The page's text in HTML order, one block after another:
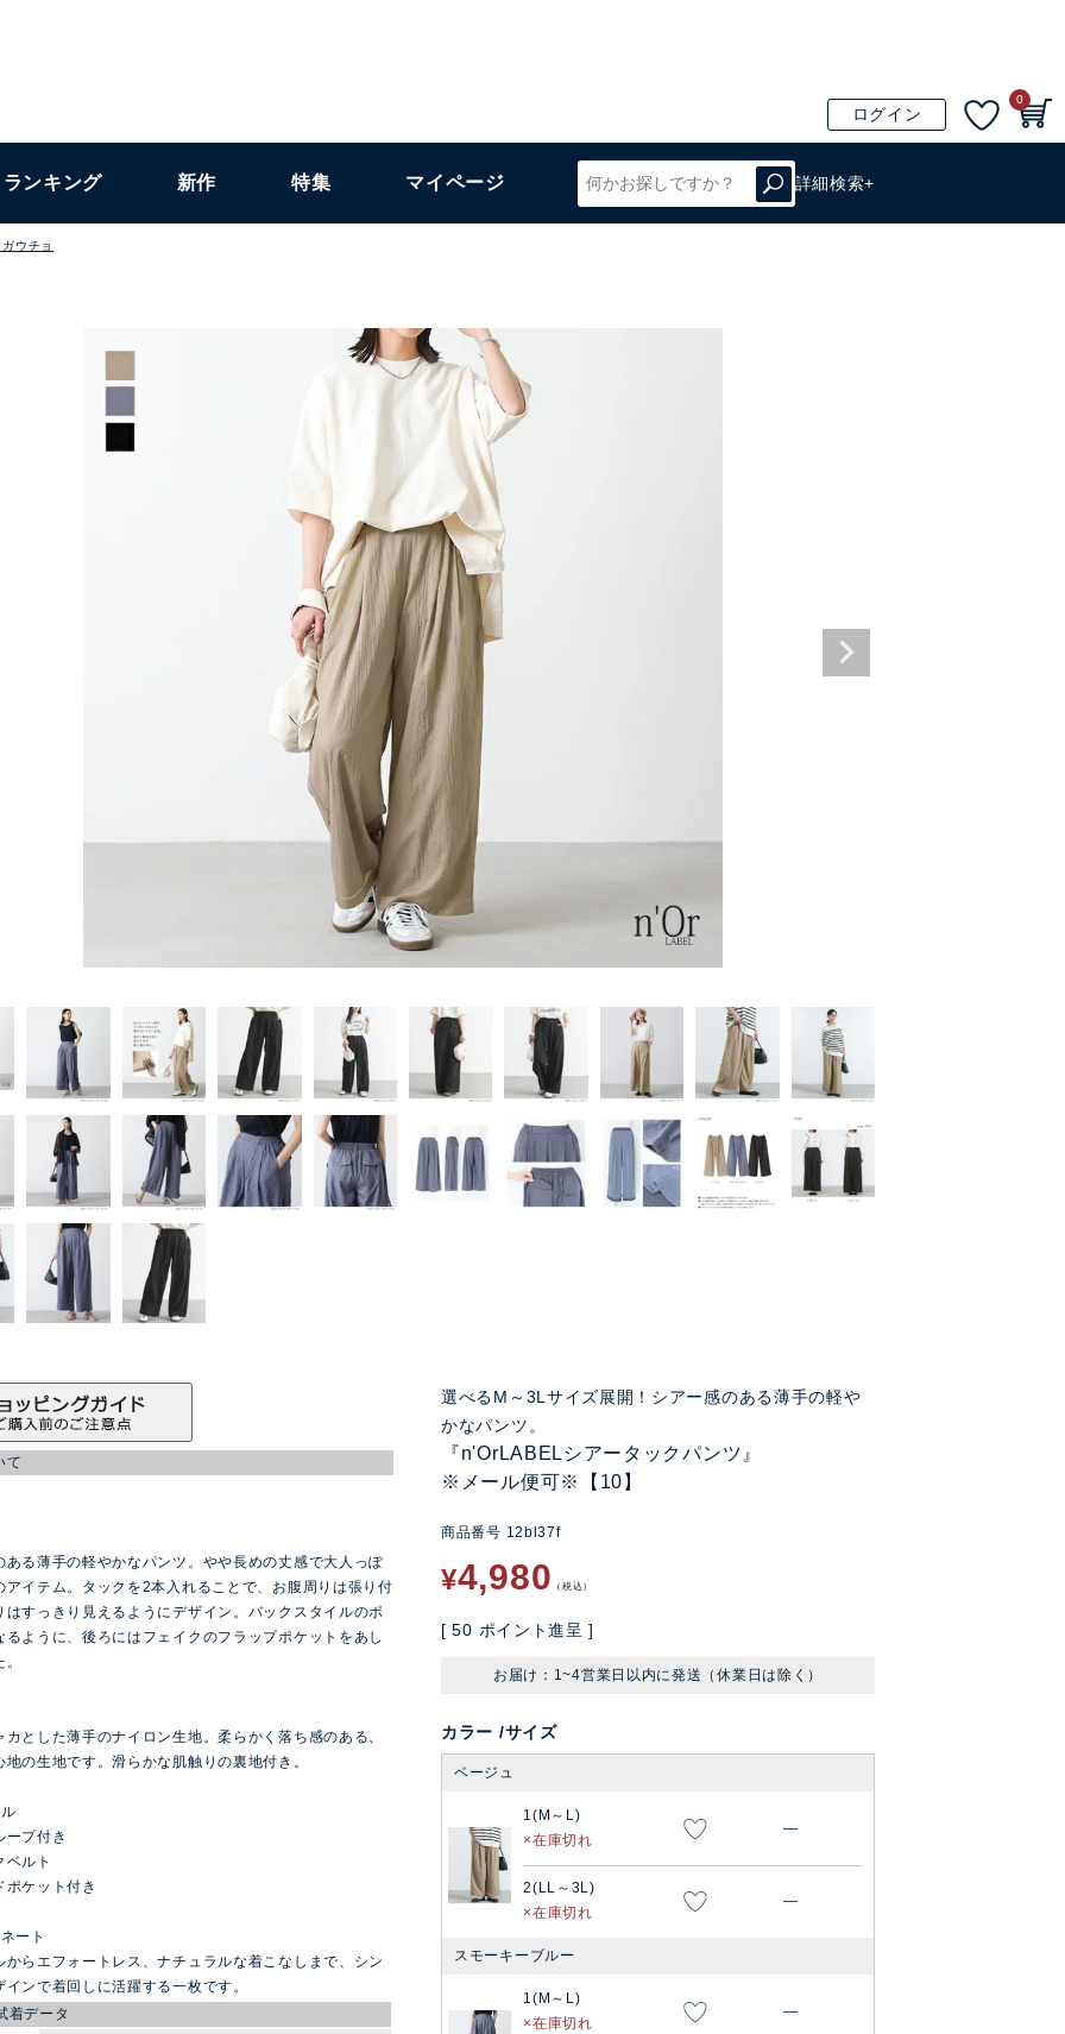
ログイン
0
ランキング 新作 特集 マイページ 詳細検索+
ウチョ
選べるM～3Lサイズ展開！シアー感のある薄手の軽や
かなパンツ。
『n'OrLABELシアータックパンツ』
※メール便可※【10】
商品番号 12bl37f
¥4,980 税込
[ 50 ポイント進呈 ]
お届け：1~4営業日以内に発送（休業日は除く）
カラー サイズ
ベージュ
1(M～L)
在庫切れ
—
2(LL～3L)
在庫切れ
—
スモーキーブルー
1(M～L)
在庫切れ
—
て
ある薄手の軽やかなパンツ。やや長めの丈感で大人っぽ
アイテム。タックを2本入れることで、お腹周りは張り付
はすっきり見えるようにデザイン。バックスタイルのポ
るように、後ろにはフェイクのフラップポケットをあし
カとした薄手のナイロン生地。柔らかく落ち感のある、
地の生地です。滑らかな肌触りの裏地付き。
ープ付き
ベルト
ポケット付き
ート
からエフォートレス、ナチュラルな着こなしまで、シン
インで着回しに活躍する一枚です。
着データ